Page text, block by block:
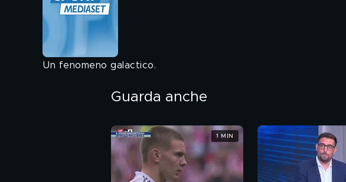
Un fenomeno galactico.
Guarda anche
1 MIN